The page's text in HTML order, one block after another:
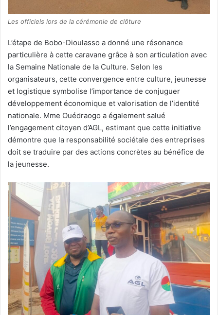
Les officiels lors de la cérémonie de clôture
L’étape de Bobo-Dioulasso a donné une résonance
particulière à cette caravane grâce à son articulation avec
la Semaine Nationale de la Culture. Selon les
organisateurs, cette convergence entre culture, jeunesse
et logistique symbolise l’importance de conjuguer
développement économique et valorisation de l’identité
nationale. Mme Ouédraogo a également salué
l’engagement citoyen d’AGL, estimant que cette initiative
démontre que la responsabilité sociétale des entreprises
doit se traduire par des actions concrètes au bénéfice de
la jeunesse.